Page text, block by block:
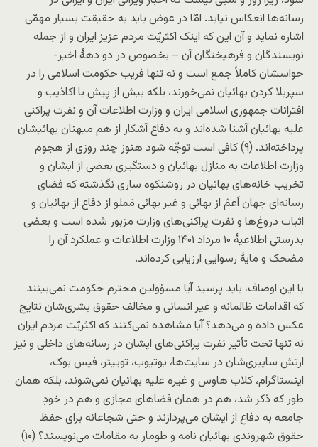
رسانه‌ها انعکاس نیابد. امّا در عوض باید به حقیقت بسیار مهمّی
اشاره نماید و آن این که اینک اکثریّت مردم عزیز ایران و از جمله
نویسندگان و فرهیختگان آن – بخصوص در دو دهۀ اخیر-
حواسشان کاملاً جمع است و نه تنها فریب حکومت اسلامی را در
سپربلا کردن بهائیان نمی‌خورند، بلکه بیش از پیش با اکاذیب و
افترائات جمهوری اسلامی ایران و وزارت اطلاعات آن و نفرت پراکنی
علیه بهائیان آشنا شده‌اند و به دفاع آشکار از هم میهنان بهائیشان
پرداخته‌اند. (۹) کافی است توجّه شود هنوز چند روزی از هجوم
وزارت اطلاعات به منازل بهائیان و دستگیری بعضی از ایشان و
تخریب خانه‌های بهائیان در روشنکوه ساری نگذشته که فضای
رسانه‌ای جهان اَعمّ از بهائی و غیر بهائی مَملو از دفاع از بهائیان و
اثبات دروغ‌ها و نفرت پراکنی‌های وزارت مزبور شده است و بعضی
بدرستی اطلاعیۀ ۱۰ مرداد ۱۴۰۱ وزارت اطلاعات و عملکرد آن را
مضحک و مایۀ رسوایی ارزیابی کرده‌اند.
با این اوصاف، باید پرسید آیا مسؤولین محترم حکومت نمی‌بینند
که اقدامات ظالمانه و غیر انسانی و مخالف حقوق بشری‌شان نتایج
عکس داده و می‌دهد؟ آیا مشاهده نمی‌کنند که اکثریّت مردم ایران
نه تنها تحت تأثیر نفرت پراکنی‌های ایشان در رسانه‌های داخلی و نیز
ارتش سایبری‌شان در سایت‌ها، یوتیوب، توییتر، فیس بوک،
اینستاگرام، کلاب هاوس و غیره علیه بهائیان نمی‌شوند، بلکه همان
طور که ذکر شد، هم در همان فضاهای مجازی و هم در خودِ
جامعه به دفاع از ایشان می‌پردازند و حتی شجاعانه برای حفظ
حقوق شهروندی بهائیان نامه و طومار به مقامات می‌نویسند؟ (۱۰)